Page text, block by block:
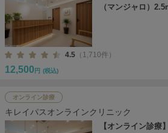
（マンジャロ）
4.5 （1,710件）
12,500 円 (税込)
オンライン診療
キレイパスオンラインクリニック
【オンライン診療